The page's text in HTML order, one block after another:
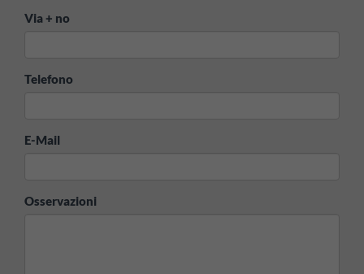
Via + no
Telefono
E-Mail
Osservazioni